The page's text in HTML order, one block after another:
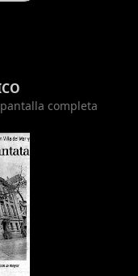
completa